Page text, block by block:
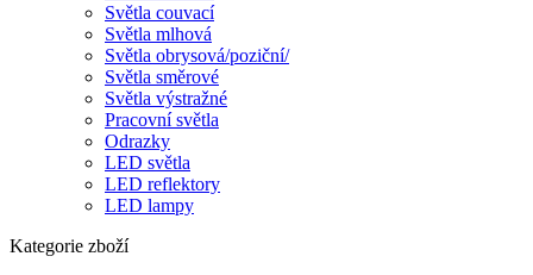
Světla couvací
Světla mlhová
Světla obrysová/poziční/
Světla směrové
Světla výstražné
Pracovní světla
Odrazky
LED světla
LED reflektory
LED lampy
Kategorie zboží